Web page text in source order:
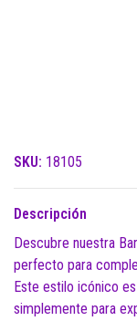
SKU: 18105
Descripción
Descubre nuestra
perfecto para
Este estilo icónico
simplemente para